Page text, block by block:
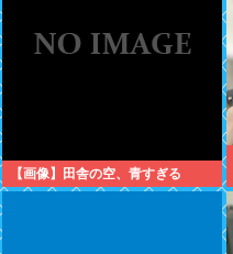
【画像】田舎の空、青すぎる